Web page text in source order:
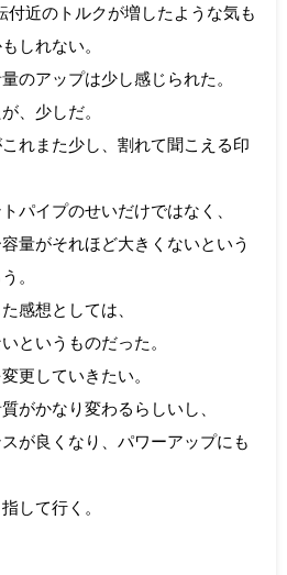
付近のトルクが増したような気も
しれない。
のアップは少し感じられた。
、少しだ。
れまた少し、割れて聞こえる印
パイプのせいだけではなく、
量がそれほど大きくないという
。
感想としては、
というものだった。
更していきたい。
がかなり変わるらしいし、
が良くなり、パワーアップにも
して行く。